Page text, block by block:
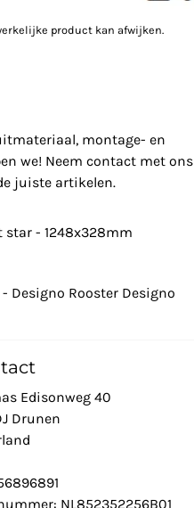
product kan afwijken.
montage- en
we! Neem contact met ons
juiste artikelen.
- 1248x328mm
Designo Rooster Designo
Edisonweg 40
Drunen
NL852352256B01